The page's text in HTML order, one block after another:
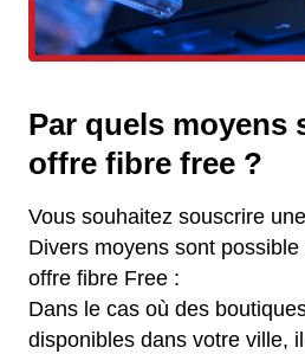
Par quels moyens
offre fibre free ?
Vous souhaitez souscrire
Divers moyens sont
offre fibre Free :
Dans le cas où des
disponibles dans votre ville,